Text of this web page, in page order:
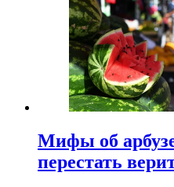
Мифы об
перестать